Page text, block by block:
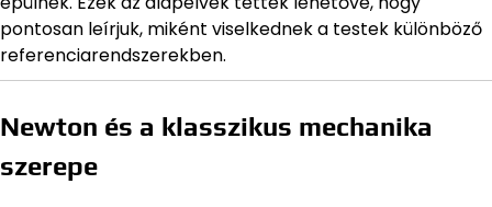
pontosan leírjuk, miként viselkednek a testek különböző
referenciarendszerekben.
Newton és a klasszikus mechanika
szerepe